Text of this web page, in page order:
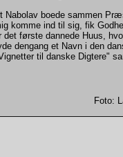
Nabolav boede sammen
komme ind til sig, fik
det første dannede Huus,
dengang et Navn i den
til danske Digtere"
Foto: